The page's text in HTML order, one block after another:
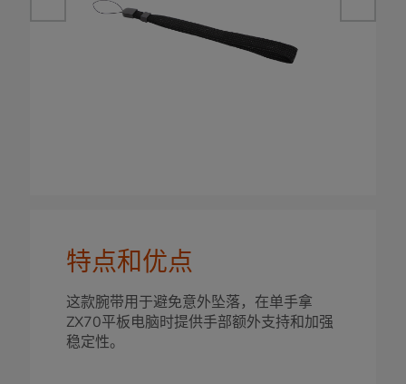
特点和优点
这款腕带用于避免意外坠落，在单手拿
ZX70平板电脑时提供手部额外支持和加强
稳定性。